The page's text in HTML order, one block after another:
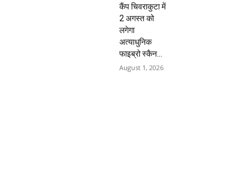
कैंप चिवराकुटा में
2 अगस्त को
लगेगा
अत्याधुनिक
फाइब्रो स्कैन...
August 1, 2026